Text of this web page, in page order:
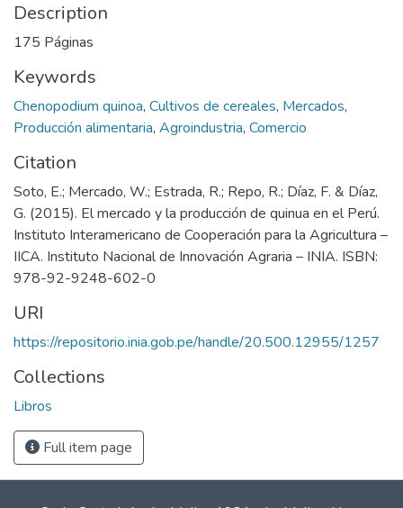
Description
175 Páginas
Keywords
Chenopodium quinoa, Cultivos de cereales, Mercados,
Producción alimentaria, Agroindustria, Comercio
Citation
Soto, E.; Mercado, W.; Estrada, R.; Repo, R.; Díaz, F. & Díaz,
G. (2015). El mercado y la producción de quinua en el Perú.
Instituto Interamericano de Cooperación para la Agricultura –
IICA. Instituto Nacional de Innovación Agraria – INIA. ISBN:
978-92-9248-602-0
URI
https://repositorio.inia.gob.pe/handle/20.500.12955/1257
Collections
Libros
Full item page